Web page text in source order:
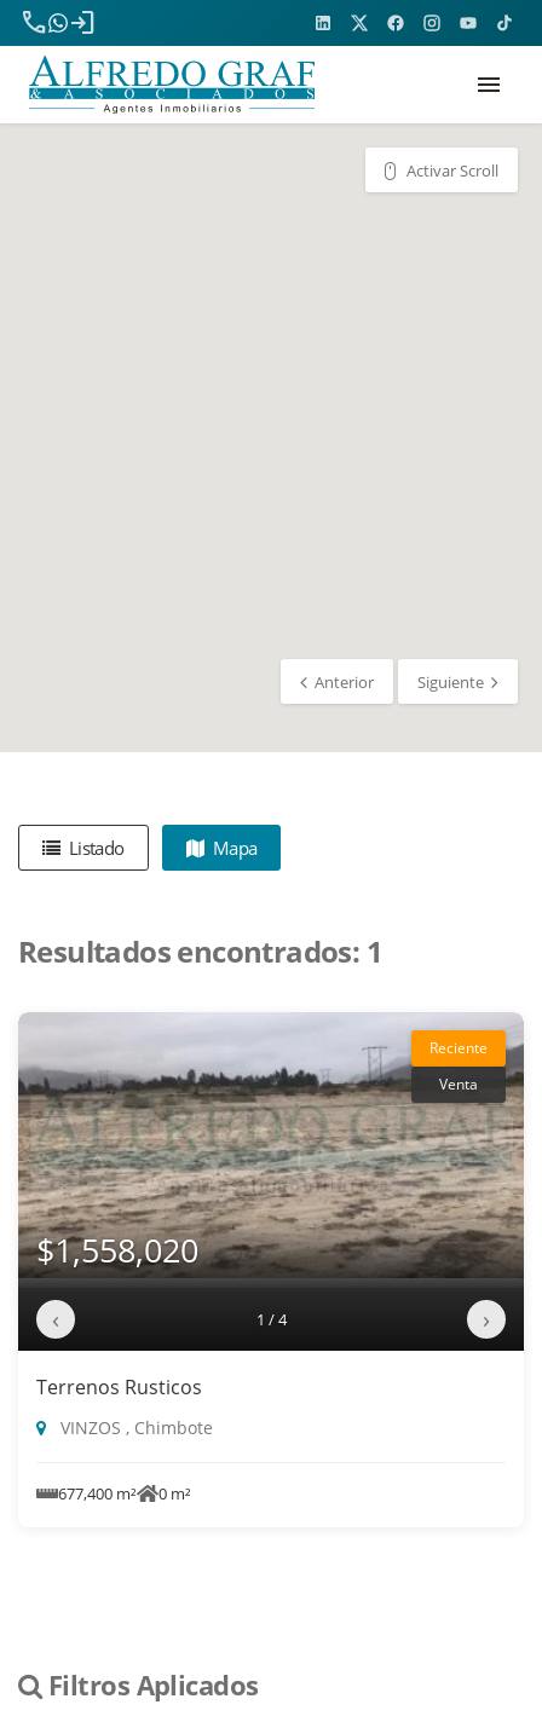
phone
login
menu
Activar Scroll
Anterior Siguiente
Listado Mapa
Resultados encontrados: 1
Reciente
Venta
$1,558,020
‹ 1 / 4 ›
Terrenos Rusticos
VINZOS , Chimbote
677,400 m² 0 m²
Filtros Aplicados